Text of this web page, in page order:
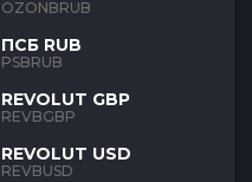
OZONBRUB
ПСБ RUB
PSBRUB
REVOLUT GBP
REVBGBP
REVOLUT USD
REVBUSD